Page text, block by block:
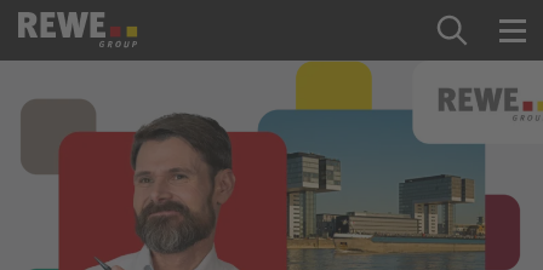
Zum Inhalt springen
Startseite
REWE Group als Arbeitgeber
Ausbildung & Studium